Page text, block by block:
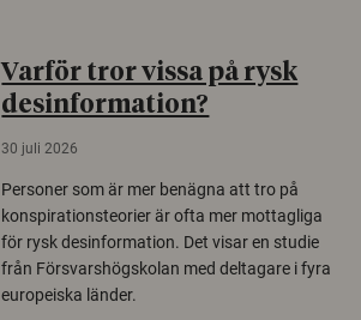
Varför tror vissa på rysk
desinformation?
30 juli 2026
Personer som är mer benägna att tro på
konspirationsteorier är ofta mer mottagliga
för rysk desinformation. Det visar en studie
från Försvarshögskolan med deltagare i fyra
europeiska länder.